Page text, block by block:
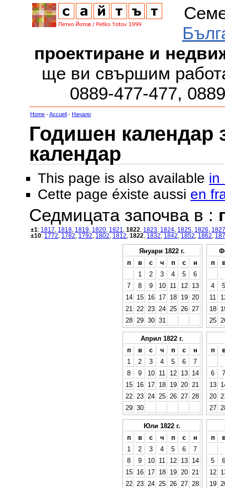
проектиране и
ще ви свършим
0889-477-477,
Home -Accueil - Начало
Годишен календар
календар
This page is also available in
Cette page éxiste aussi en
Седмицата започва в :
±1: 1817 1818 1819 1820 1821 1822 1823 1824 1825 1826
1827
±10: 1772 1782 1792 1802 1812 1822 1832 1842 1852 1862
Януари 1822 г.
п
в с ч п с
н
1
2 3 4 5
6
7
8 9 10 11 12
13
14
15 16 17 18 19
20
21
22 23 24 25 26
27
28
29 30 31
п
4
5
11
18
25
Април 1822 г.
п
в с ч п с
н
1
2 3 4 5 6
7
8
9 10 11 12 13
14
15
16 17 18 19 20
21
22
23 24 25 26 27
28
29 30
п
6
7
13
20
27
Юли 1822 г.
п
в с ч п с
н
1
2 3 4 5 6
7
8
9 10 11 12 13
14
15
16 17 18 19 20
21
22
23 24 25 26 27
28
п
5
6
12
19